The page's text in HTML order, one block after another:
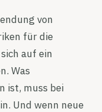
von
für die
auf ein
Was
ist, muss bei
Und wenn neue